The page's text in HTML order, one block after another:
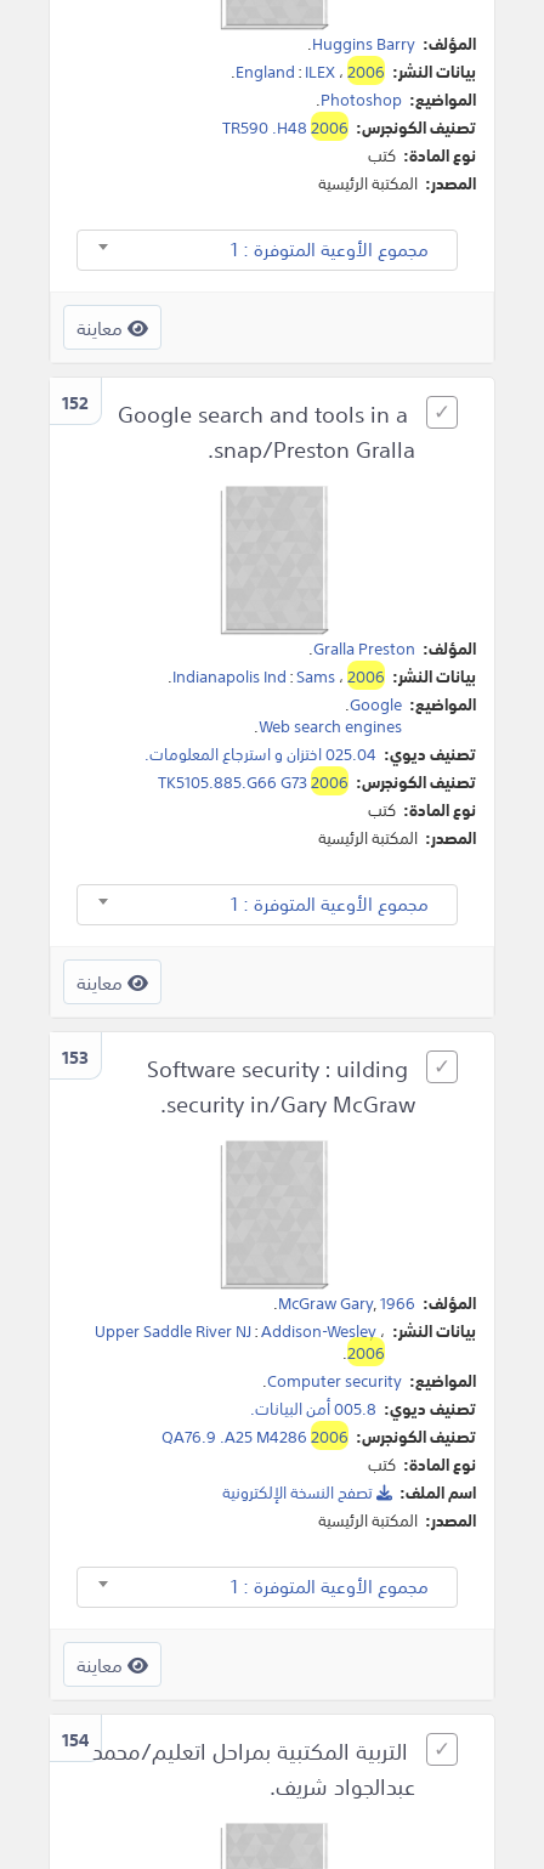
المؤلف: Huggins Barry
.
بيانات النشر:
England:ILEX،2006
.
المواضيع: Photoshop
.
تصنيف الكونجرس:
TR590 .H482006
نوع المادة: كتب
المصدر: المكتبة الرئيسية
مجموع الأوعية المتوفرة : 1
معاينة
152
Google search and tools in a
snap/Preston Gralla.
المؤلف: Gralla Preston
.
بيانات النشر:
Indianapolis Ind:Sams،2006
.
المواضيع: Google
.
Web search engines
.
تصنيف ديوي: 025.04 اختزان و استرجاع المعلومات.
تصنيف الكونجرس:
TK5105.885.G66 G732006
نوع المادة: كتب
المصدر: المكتبة الرئيسية
مجموع الأوعية المتوفرة : 1
معاينة
153
Software security : uilding
security in/Gary McGraw.
المؤلف: McGraw Gary,1966
.
بيانات النشر:
Upper Saddle River NJ:Addison-Wesley،
2006
.
المواضيع: Computer security
.
تصنيف ديوي: 005.8 أمن البيانات.
تصنيف الكونجرس:
QA76.9 .A25 M42862006
نوع المادة: كتب
اسم الملف:
تصفح النسخة اﻹلكترونية
المصدر: المكتبة الرئيسية
مجموع الأوعية المتوفرة : 1
معاينة
154التربية المكتبية بمراحل اتعليم/محمد
عبدالجواد شريف.